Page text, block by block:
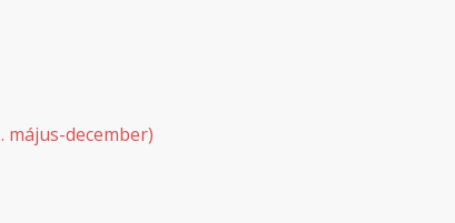
május-december)